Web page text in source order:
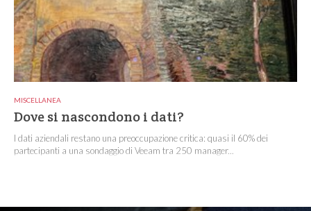
MISCELLANEA
Dove si nascondono i dati?
I dati aziendali restano una preoccupazione critica: quasi il 60% dei
partecipanti a una sondaggio di Veeam tra 250 manager...